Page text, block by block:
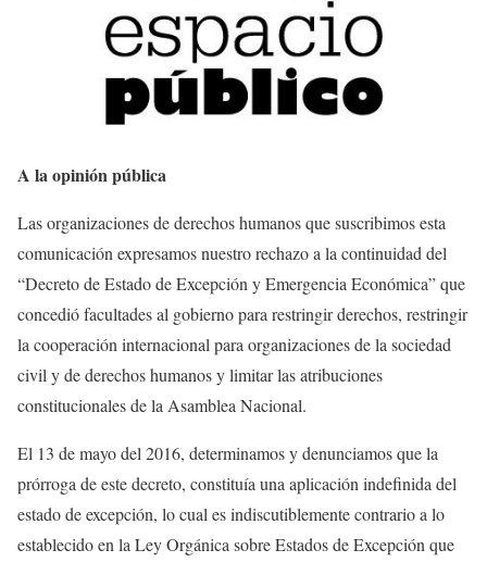
A la opinión pública
Las organizaciones de derechos humanos que suscribimos esta
comunicación expresamos nuestro rechazo a la continuidad del
“Decreto de Estado de Excepción y Emergencia Económica” que
concedió facultades al gobierno para restringir derechos, restringir
la cooperación internacional para organizaciones de la sociedad
civil y de derechos humanos y limitar las atribuciones
constitucionales de la Asamblea Nacional.
El 13 de mayo del 2016, determinamos y denunciamos que la
prórroga de este decreto, constituía una aplicación indefinida del
estado de excepción, lo cual es indiscutiblemente contrario a lo
establecido en la Ley Orgánica sobre Estados de Excepción que